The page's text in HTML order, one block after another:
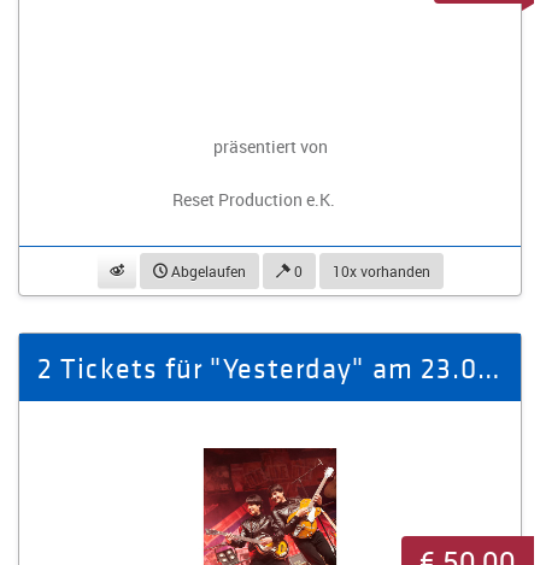
präsentiert von
Reset Production e.K.
beobachtenAbgelaufen 0 10x vorhanden
2 Tickets für "Yesterday" am 23.01.26 Gewandhaus zu Leipzig